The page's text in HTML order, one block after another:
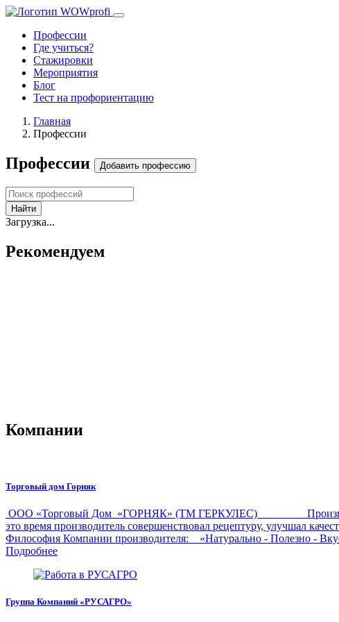
Профессии
Где учиться?
Стажировки
Мероприятия
Блог
Тест на профориентацию
Главная
Профессии
Профессии Добавить профессию
Найти
Загрузка...
Рекомендуем
Компании
Торговый дом Горняк
ООО «Торговый Дом «ГОРНЯК» (ТМ ГЕРКУЛЕС)
это время производитель совершенствовал рецептуру, улучшал
Философия Компании производителя: «Натурально - Полезно -
Подробнее
Группа Компаний «РУСАГРО»